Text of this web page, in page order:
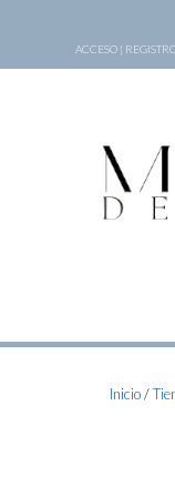
ACCESO |
Inicio/